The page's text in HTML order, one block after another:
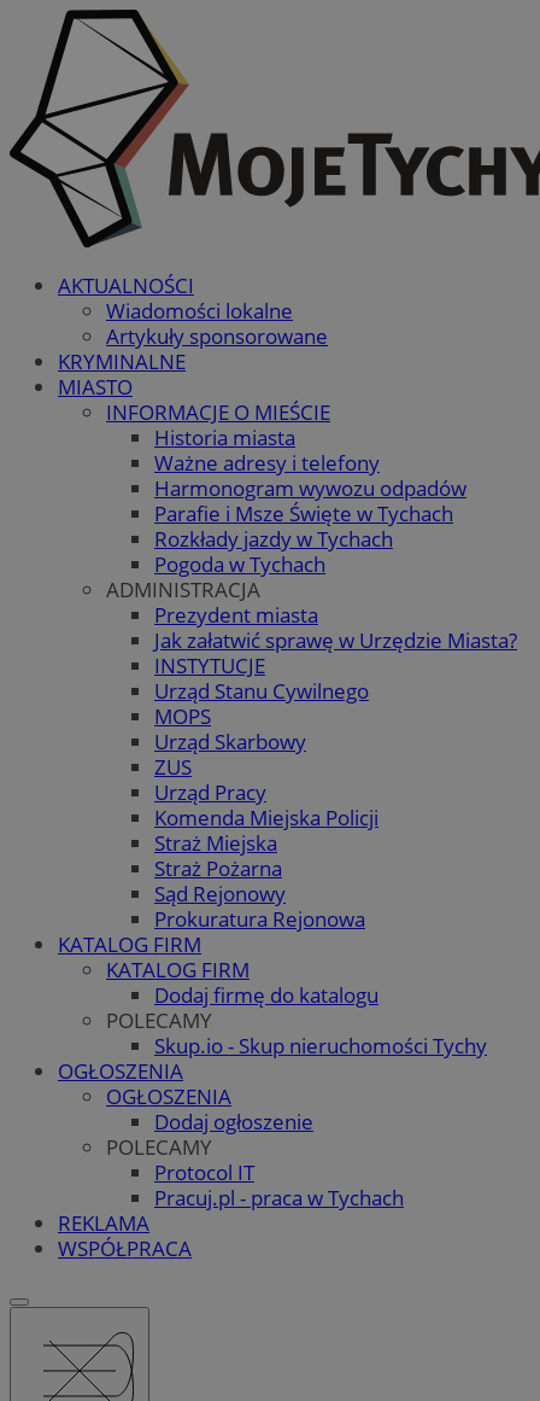
AKTUALNOŚCI
Wiadomości lokalne
Artykuły sponsorowane
KRYMINALNE
MIASTO
INFORMACJE O MIEŚCIE
Historia miasta
Ważne adresy i telefony
Harmonogram wywozu odpadów
Parafie i Msze Święte w Tychach
Rozkłady jazdy w Tychach
Pogoda w Tychach
ADMINISTRACJA
Prezydent miasta
Jak załatwić sprawę w Urzędzie Miasta?
INSTYTUCJE
Urząd Stanu Cywilnego
MOPS
Urząd Skarbowy
ZUS
Urząd Pracy
Komenda Miejska Policji
Straż Miejska
Straż Pożarna
Sąd Rejonowy
Prokuratura Rejonowa
KATALOG FIRM
KATALOG FIRM
Dodaj firmę do katalogu
POLECAMY
Skup.io - Skup nieruchomości Tychy
OGŁOSZENIA
OGŁOSZENIA
Dodaj ogłoszenie
POLECAMY
Protocol IT
Pracuj.pl - praca w Tychach
REKLAMA
WSPÓŁPRACA